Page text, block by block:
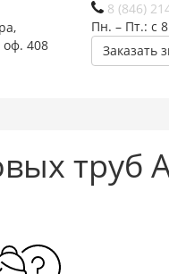
8 (846)
Пн. – Пт.: с
Заказать
оф. 408
труб